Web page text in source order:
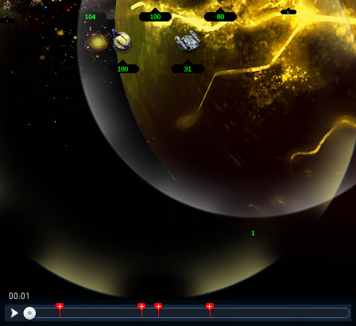
00:02